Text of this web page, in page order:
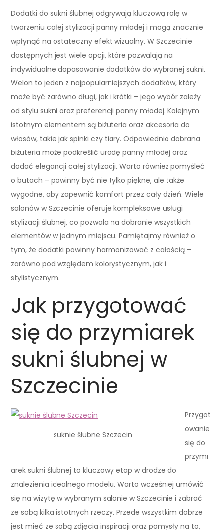
Dodatki do sukni ślubnej odgrywają kluczową rolę w
tworzeniu całej stylizacji panny młodej i mogą znacznie
wpłynąć na ostateczny efekt wizualny. W Szczecinie
dostępnych jest wiele opcji, które pozwalają na
indywidualne dopasowanie dodatków do wybranej sukni.
Welon to jeden z najpopularniejszych dodatków, który
może być zarówno długi, jak i krótki – jego wybór zależy
od stylu sukni oraz preferencji panny młodej. Kolejnym
istotnym elementem są biżuteria oraz akcesoria do
włosów, takie jak spinki czy tiary. Odpowiednio dobrana
biżuteria może podkreślić urodę panny młodej oraz
dodać elegancji całej stylizacji. Warto również pomyśleć
o butach – powinny być nie tylko piękne, ale także
wygodne, aby zapewnić komfort przez cały dzień. Wiele
salonów w Szczecinie oferuje kompleksowe usługi
stylizacji ślubnej, co pozwala na dobranie wszystkich
elementów w jednym miejscu. Pamiętajmy również o
tym, że dodatki powinny harmonizować z całością –
zarówno pod względem kolorystycznym, jak i
stylistycznym.
Jak przygotować
się do przymiarek
sukni ślubnej w
Szczecinie
suknie ślubne Szczecin
Przygot
owanie
się do
przymi
arek sukni ślubnej to kluczowy etap w drodze do
znalezienia idealnego modelu. Warto wcześniej umówić
się na wizytę w wybranym salonie w Szczecinie i zabrać
ze sobą kilka istotnych rzeczy. Przede wszystkim dobrze
jest mieć ze sobą zdjęcia inspiracji oraz pomysły na to,